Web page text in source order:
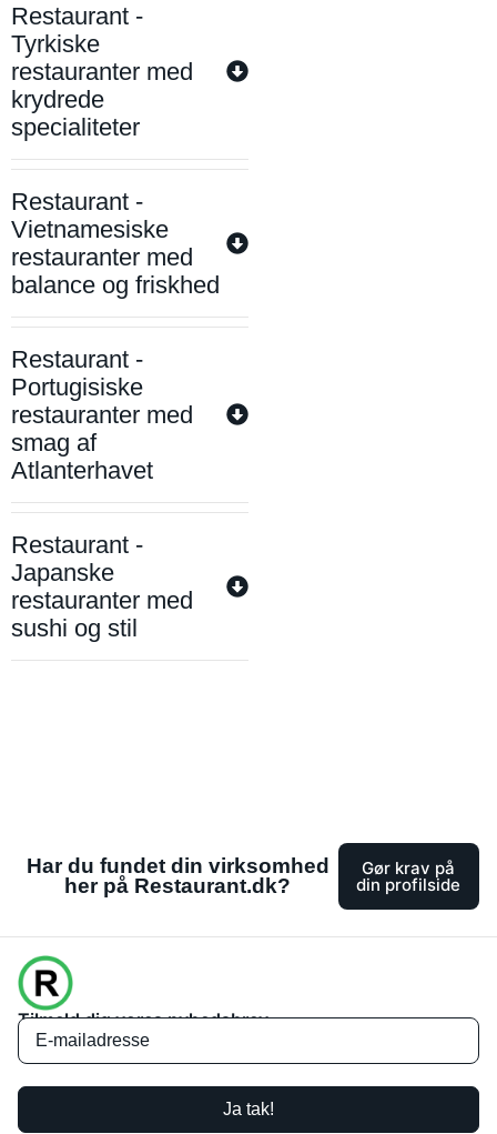
Restaurant -
Tyrkiske
restauranter med
krydrede
specialiteter
Restaurant -
Vietnamesiske
restauranter med
balance og friskhed
Restaurant -
Portugisiske
restauranter med
smag af
Atlanterhavet
Restaurant -
Japanske
restauranter med
sushi og stil
Har du fundet din virksomhed
her på Restaurant.dk?
Gør krav på
din profilside
Tilmeld dig vores nyhedsbrev
Ja tak!